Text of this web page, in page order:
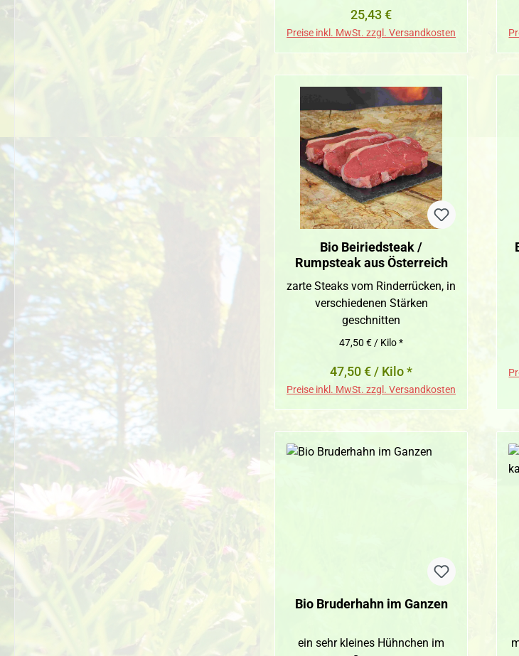
Regulärer Preis:
25,43 €
Preise inkl. MwSt. zzgl. Versandkosten
Bio Beiriedsteak /
Rumpsteak aus Österreich
zarte Steaks vom Rinderrücken, in
verschiedenen Stärken
geschnitten
47,50 € / Kilo *
47,50 € / Kilo *
Preise inkl. MwSt. zzgl. Versandkosten
Bio Bruderhahn im Ganzen
ein sehr kleines Hühnchen im